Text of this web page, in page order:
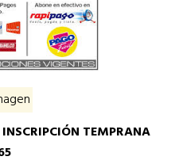
TEMPRANA